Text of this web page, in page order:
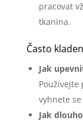
pracovat
tkanina.
Často
Jak
Používejte
vyhnete
Jak